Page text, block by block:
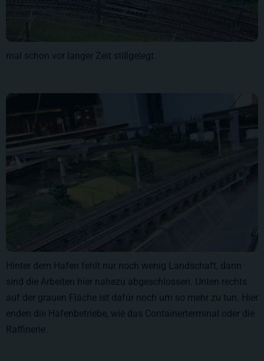
mal schon vor langer Zeit stillgelegt.
Hinter dem Hafen fehlt nur noch wenig Landschaft, dann
sind die Arbeiten hier nahezu abgeschlossen. Unten rechts
auf der grauen Fläche ist dafür noch um so mehr zu tun. Hier
enden die Hafenbetriebe, wie das Containerterminal oder die
Raffinerie.